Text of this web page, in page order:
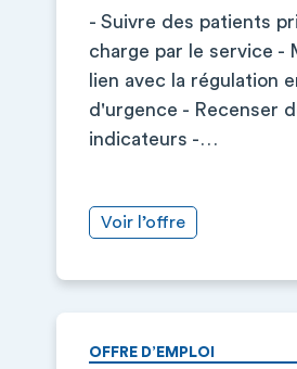
- Suivre des patients
charge par le service -
lien avec la régulation
d'urgence - Recenser
indicateurs -…
Voir l’offre
OFFRE D’EMPLOI